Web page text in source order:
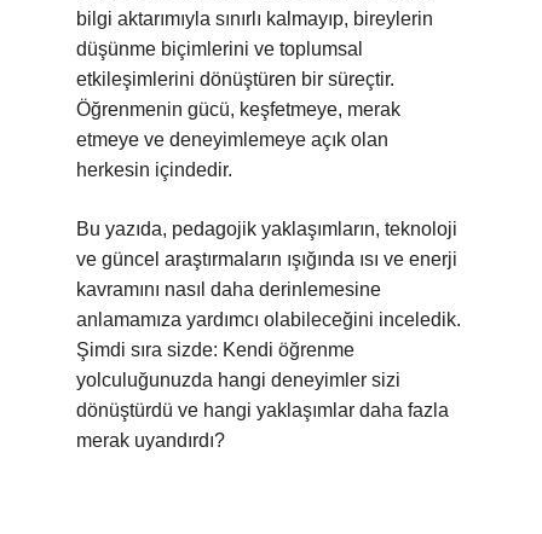
bilgi aktarımıyla sınırlı kalmayıp, bireylerin
düşünme biçimlerini ve toplumsal
etkileşimlerini dönüştüren bir süreçtir.
Öğrenmenin gücü, keşfetmeye, merak
etmeye ve deneyimlemeye açık olan
herkesin içindedir.
Bu yazıda, pedagojik yaklaşımların, teknoloji
ve güncel araştırmaların ışığında ısı ve enerji
kavramını nasıl daha derinlemesine
anlamamıza yardımcı olabileceğini inceledik.
Şimdi sıra sizde: Kendi öğrenme
yolculuğunuzda hangi deneyimler sizi
dönüştürdü ve hangi yaklaşımlar daha fazla
merak uyandırdı?